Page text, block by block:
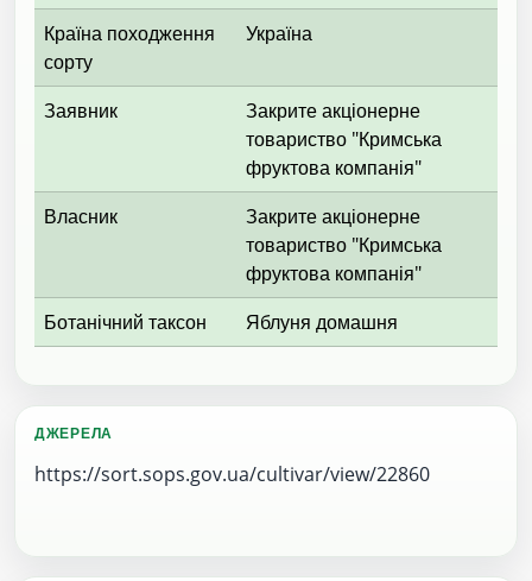
Країна походження
сорту
Україна
Заявник
Закрите акціонерне
товариство "Кримська
фруктова компанія"
Власник
Закрите акціонерне
товариство "Кримська
фруктова компанія"
Ботанічний таксон
Яблуня домашня
ДЖЕРЕЛА
https://sort.sops.gov.ua/cultivar/view/22860